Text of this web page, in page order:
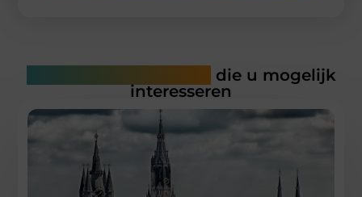
die u mogelijk
interesseren